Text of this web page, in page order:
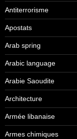
Antiterrorisme
Apostats
Arab spring
Arabic language
Arabie Saoudite
Architecture
Armée libanaise
Armes chimiques